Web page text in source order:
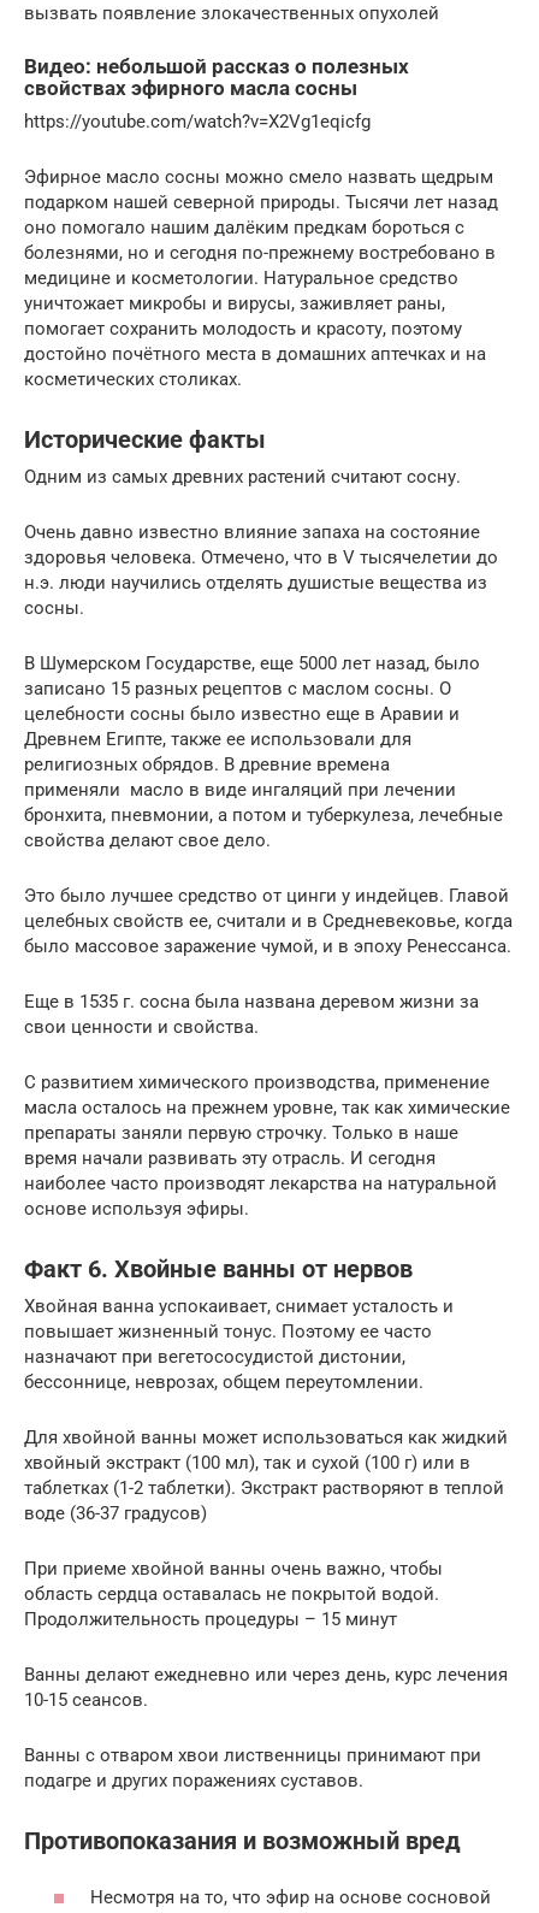
вызвать появление злокачественных опухолей
Видео: небольшой рассказ о полезных
свойствах эфирного масла сосны
https://youtube.com/watch?v=X2Vg1eqicfg
Эфирное масло сосны можно смело назвать щедрым
подарком нашей северной природы. Тысячи лет назад
оно помогало нашим далёким предкам бороться с
болезнями, но и сегодня по-прежнему востребовано в
медицине и косметологии. Натуральное средство
уничтожает микробы и вирусы, заживляет раны,
помогает сохранить молодость и красоту, поэтому
достойно почётного места в домашних аптечках и на
косметических столиках.
Исторические факты
Одним из самых древних растений считают сосну.
Очень давно известно влияние запаха на состояние
здоровья человека. Отмечено, что в V тысячелетии до
н.э. люди научились отделять душистые вещества из
сосны.
В Шумерском Государстве, еще 5000 лет назад, было
записано 15 разных рецептов с маслом сосны. О
целебности сосны было известно еще в Аравии и
Древнем Египте, также ее использовали для
религиозных обрядов. В древние времена
применяли масло в виде ингаляций при лечении
бронхита, пневмонии, а потом и туберкулеза, лечебные
свойства делают свое дело.
Это было лучшее средство от цинги у индейцев. Главой
целебных свойств ее, считали и в Средневековье, когда
было массовое заражение чумой, и в эпоху Ренессанса.
Еще в 1535 г. сосна была названа деревом жизни за
свои ценности и свойства.
С развитием химического производства, применение
масла осталось на прежнем уровне, так как химические
препараты заняли первую строчку. Только в наше
время начали развивать эту отрасль. И сегодня
наиболее часто производят лекарства на натуральной
основе используя эфиры.
Факт 6. Хвойные ванны от нервов
Хвойная ванна успокаивает, снимает усталость и
повышает жизненный тонус. Поэтому ее часто
назначают при вегетососудистой дистонии,
бессоннице, неврозах, общем переутомлении.
Для хвойной ванны может использоваться как жидкий
хвойный экстракт (100 мл), так и сухой (100 г) или в
таблетках (1-2 таблетки). Экстракт растворяют в теплой
воде (36-37 градусов)
При приеме хвойной ванны очень важно, чтобы
область сердца оставалась не покрытой водой.
Продолжительность процедуры – 15 минут
Ванны делают ежедневно или через день, курс лечения
10-15 сеансов.
Ванны с отваром хвои лиственницы принимают при
подагре и других поражениях суставов.
Противопоказания и возможный вред
Несмотря на то, что эфир на основе сосновой